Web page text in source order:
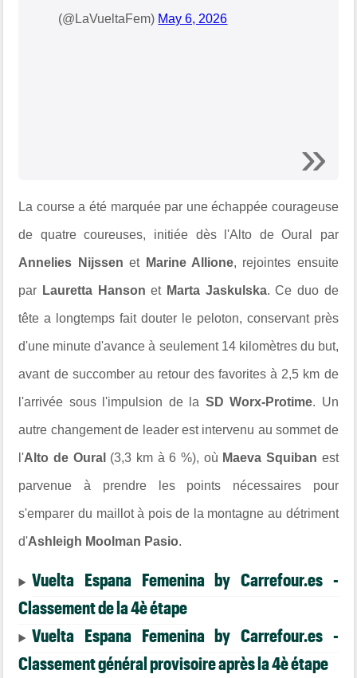
(@LaVueltaFem) May 6, 2026
La course a été marquée par une échappée courageuse
de quatre coureuses, initiée dès l'Alto de Oural par
Annelies Nijssen et Marine Allione, rejointes ensuite
par Lauretta Hanson et Marta Jaskulska. Ce duo de
tête a longtemps fait douter le peloton, conservant près
d'une minute d'avance à seulement 14 kilomètres du but,
avant de succomber au retour des favorites à 2,5 km de
l'arrivée sous l'impulsion de la SD Worx-Protime. Un
autre changement de leader est intervenu au sommet de
l'Alto de Oural (3,3 km à 6 %), où Maeva Squiban est
parvenue à prendre les points nécessaires pour
s'emparer du maillot à pois de la montagne au détriment
d'Ashleigh Moolman Pasio.
Vuelta Espana Femenina by Carrefour.es -
Classement de la 4è étape
Vuelta Espana Femenina by Carrefour.es -
Classement général provisoire après la 4è étape